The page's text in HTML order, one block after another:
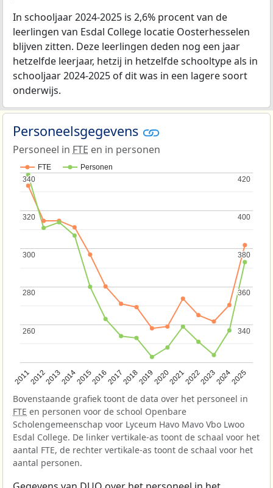
In schooljaar 2024-2025 is 2,6% procent van de
leerlingen van Esdal College locatie Oosterhesselen
blijven zitten. Deze leerlingen deden nog een jaar
hetzelfde leerjaar, hetzij in hetzelfde schooltype als in
schooljaar 2024-2025 of dit was in een lagere soort
onderwijs.
Personeelsgegevens
Personeel in FTE en in personen
FTE Personen
201120122013201420152016201720182019202020212022202320242025
260
260
280
280
300
300
320
320
340
340
340
340
360
360
380
380
400
400
420
420
Bovenstaande grafiek toont de data over het personeel in
FTE en personen voor de school Openbare
Scholengemeenschap voor Lyceum Havo Mavo Vbo Lwoo
Esdal College. De linker vertikale-as toont de schaal voor het
aantal FTE, de rechter vertikale-as toont de schaal voor het
aantal personen.